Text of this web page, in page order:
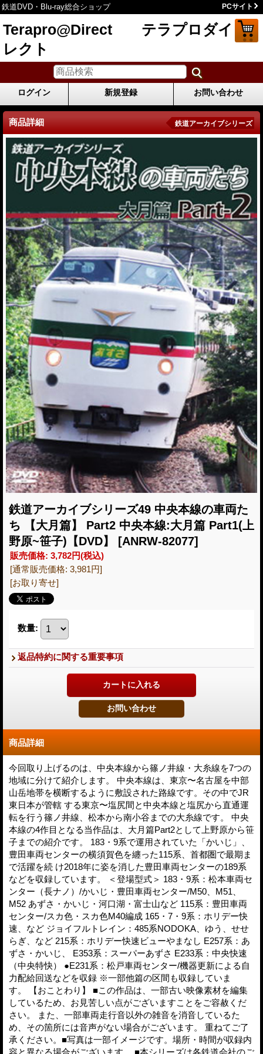
鉄道DVD・Blu-ray総合ショップ PCサイト
Terapro@Direct テラプロダイ
レクト
ログイン 新規登録 お問い合わせ
商品詳細 鉄道アーカイブシリーズ
鉄道アーカイブシリーズ49 中央本線の車両た
ち 【大月篇】 Part2 中央本線:大月篇 Part1(上
野原~笹子)【DVD】
[ANRW-82077]
販売価格: 3,782円(税込)
[通常販売価格: 3,981円]
[お取り寄せ]
数量:
返品特約に関する重要事項
商品詳細
今回取り上げるのは、中央本線から篠ノ井線・大糸線を7つの
地域に分けて紹介します。 中央本線は、東京〜名古屋を中部
山岳地帯を横断するように敷設された路線です。その中でJR
東日本が管轄 する東京〜塩尻間と中央本線と塩尻から直通運
転を行う篠ノ井線、松本から南小谷までの大糸線です。 中央
本線の4作目となる当作品は、大月篇Part2として上野原から笹
子までの紹介です。 183・9系で運用されていた「かいじ」、
豊田車両センターの横須賀色を纏った115系、首都圏で最期ま
で活躍を続 け2018年に姿を消した豊田車両センターの189系
などを収録しています。 ＜登場型式＞ 183・9系：松本車両セ
ンター（長ナノ）/かいじ・豊田車両センター/M50、M51、
M52 あずさ・かいじ・河口湖・富士山など 115系：豊田車両
センター/スカ色・スカ色M40編成 165・7・9系：ホリデー快
速、など ジョイフルトレイン：485系NODOKA、ゆう、せせ
らぎ、など 215系：ホリデー快速ビューやまなし E257系：あ
ずさ・かいじ、 E353系：スーパーあずさ E233系：中央快速
（中央特快） ●E231系：松戸車両センター/機器更新による自
力配給回送などを収録 ※一部他篇の区間も収録していま
す。 【おことわり】 ■この作品は、一部古い映像素材を編集
しているため、お見苦しい点がございますことをご容赦くだ
さい。 また、一部車両走行音以外の雑音を消音しているた
め、その箇所には音声がない場合がございます。 重ねてご了
承ください。■写真は一部イメージです。場所・時間が収録内